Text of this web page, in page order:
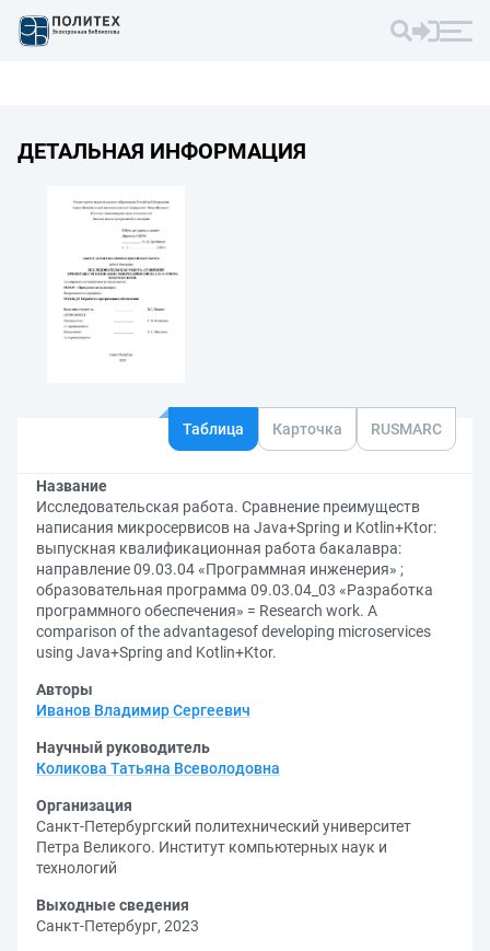
ДЕТАЛЬНАЯ ИНФОРМАЦИЯ
Таблица Карточка RUSMARC
Название
Исследовательская работа. Сравнение преимуществ
написания микросервисов на Java+Spring и Kotlin+Ktor:
выпускная квалификационная работа бакалавра:
направление 09.03.04 «Программная инженерия» ;
образовательная программа 09.03.04_03 «Разработка
программного обеспечения» = Research work. A
comparison of the advantagesof developing microservices
using Java+Spring and Kotlin+Ktor.
Авторы
Иванов Владимир Сергеевич
Научный руководитель
Коликова Татьяна Всеволодовна
Организация
Санкт-Петербургский политехнический университет
Петра Великого. Институт компьютерных наук и
технологий
Выходные сведения
Санкт-Петербург, 2023